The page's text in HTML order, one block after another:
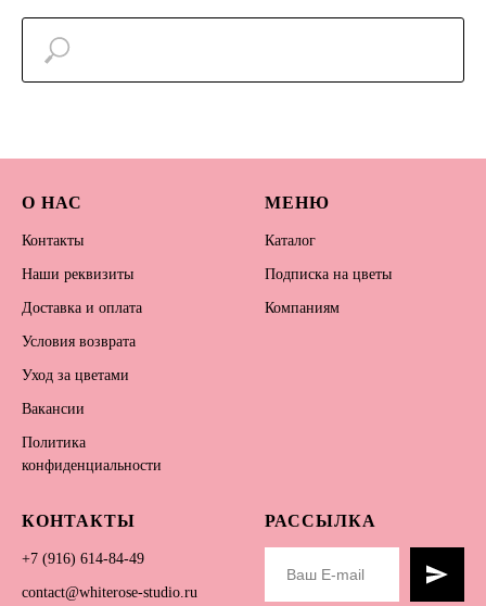
О НАС
Контакты
Наши реквизиты
Доставка и оплата
Условия возврата
Уход за цветами
Вакансии
Политика
конфиденциальности
МЕНЮ
Каталог
Подписка на цветы
Компаниям
КОНТАКТЫ
+7 (916) 614-84-49
contact@whiterose-studio.ru
РАССЫЛКА